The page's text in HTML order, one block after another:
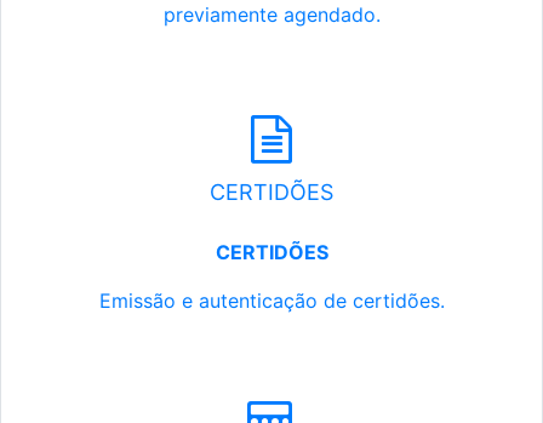
previamente agendado.
CERTIDÕES
CERTIDÕES
Emissão e autenticação de certidões.